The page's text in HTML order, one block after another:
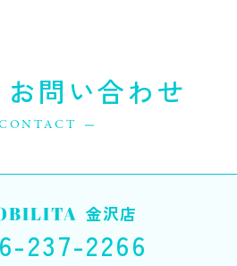
お問い合わせ
金沢店
237-2266